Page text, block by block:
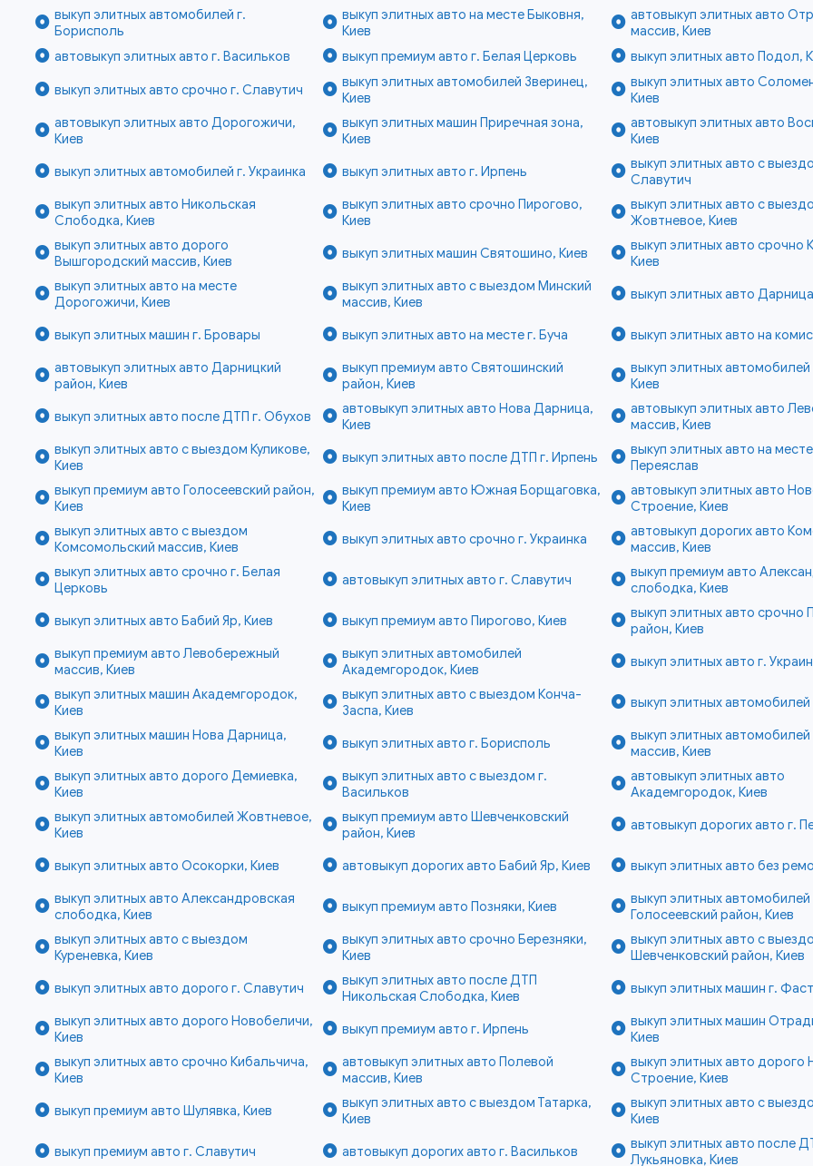
выкуп элитных автомобилей г.
Борисполь
выкуп элитных авто на месте Быковня,
Киев
автовыкуп элитных авто
массив, Киев
автовыкуп элитных авто г. Васильков
выкуп премиум авто г. Белая Церковь выкуп элитных авто Подол,
выкуп элитных авто срочно г. Славутич
выкуп элитных автомобилей Зверинец,
Киев
выкуп элитных авто
Киев
автовыкуп элитных авто Дорогожичи,
Киев
выкуп элитных машин Приречная зона,
Киев
автовыкуп элитных авто
Киев
выкуп элитных автомобилей г. Украинка
выкуп элитных авто г. Ирпень
выкуп элитных авто с
Славутич
выкуп элитных авто Никольская
Слободка, Киев
выкуп элитных авто срочно Пирогово,
Киев
выкуп элитных авто с
Жовтневое, Киев
выкуп элитных авто дорого
Вышгородский массив, Киев
выкуп элитных машин Святошино, Киев
выкуп элитных авто срочно
Киев
выкуп элитных авто на месте
Дорогожичи, Киев
выкуп элитных авто с выездом Минский
массив, Киев
выкуп элитных авто
выкуп элитных машин г. Бровары выкуп элитных авто на месте г. Буча
выкуп элитных авто на
автовыкуп элитных авто Дарницкий
район, Киев
выкуп премиум авто Святошинский
район, Киев
выкуп элитных автомобилей
Киев
выкуп элитных авто после ДТП г. Обухов
автовыкуп элитных авто Нова Дарница,
Киев
автовыкуп элитных авто
массив, Киев
выкуп элитных авто с выездом Куликове,
Киев
выкуп элитных авто после ДТП г. Ирпень
выкуп элитных авто на
Переяслав
выкуп премиум авто Голосеевский район,
Киев
выкуп премиум авто Южная Борщаговка,
Киев
автовыкуп элитных авто
Строение, Киев
выкуп элитных авто с выездом
Комсомольский массив, Киев
выкуп элитных авто срочно г. Украинка
автовыкуп дорогих авто
массив, Киев
выкуп элитных авто срочно г. Белая
Церковь
автовыкуп элитных авто г. Славутич
выкуп премиум авто
слободка, Киев
выкуп элитных авто Бабий Яр, Киев
выкуп премиум авто Пирогово, Киев
выкуп элитных авто срочно
район, Киев
выкуп премиум авто Левобережный
массив, Киев
выкуп элитных автомобилей
Академгородок, Киев
выкуп элитных авто г.
выкуп элитных машин Академгородок,
Киев
выкуп элитных авто с выездом Конча-
Заспа, Киев
выкуп элитных автомобилей
выкуп элитных машин Нова Дарница,
Киев
выкуп элитных авто г. Борисполь
выкуп элитных
массив, Киев
выкуп элитных авто дорого Демиевка,
Киев
выкуп элитных авто с выездом г.
Васильков
автовыкуп элитных авто
Академгородок, Киев
выкуп элитных автомобилей Жовтневое,
Киев
выкуп премиум авто Шевченковский
район, Киев
автовыкуп дорогих авто г.
выкуп элитных авто Осокорки, Киев автовыкуп дорогих авто Бабий Яр, Киев
выкуп элитных авто без
выкуп элитных авто Александровская
слободка, Киев
выкуп премиум авто Позняки, Киев
выкуп элитных автомобилей
Голосеевский район, Киев
выкуп элитных авто с выездом
Куреневка, Киев
выкуп элитных авто срочно Березняки,
Киев
выкуп элитных авто с
Шевченковский район, Киев
выкуп элитных авто дорого г. Славутич
выкуп элитных авто после ДТП
Никольская Слободка, Киев
выкуп элитных машин г.
выкуп элитных авто дорого Новобеличи,
Киев
выкуп премиум авто г. Ирпень
выкуп элитных машин
Киев
выкуп элитных авто срочно Кибальчича,
Киев
автовыкуп элитных авто Полевой
массив, Киев
выкуп элитных авто дорого
Строение, Киев
выкуп премиум авто Шулявка, Киев
выкуп элитных авто с выездом Татарка,
Киев
выкуп элитных авто с
Киев
выкуп премиум авто г. Славутич
автовыкуп дорогих авто г. Васильков
выкуп элитных авто после
Лукьяновка, Киев